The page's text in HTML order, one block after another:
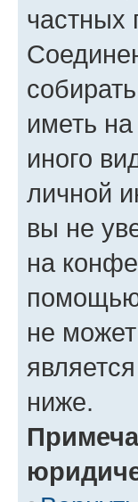
частных
иметь
иного
личной
вы не
на
помощью
не
ниже.